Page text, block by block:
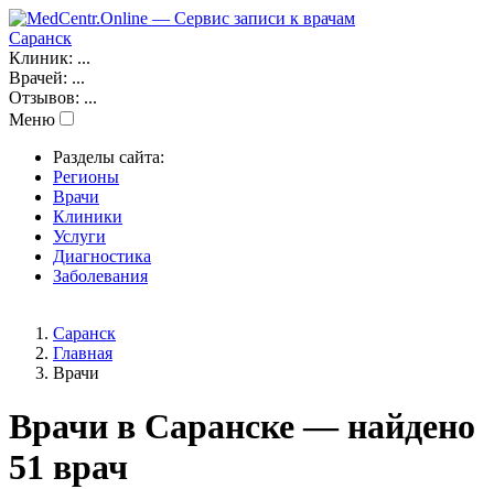
Саранск
Клиник: ...
Врачей: ...
Отзывов: ...
Меню
Разделы сайта:
Регионы
Врачи
Клиники
Услуги
Диагностика
Заболевания
Саранск
Главная
Врачи
Врачи в Саранске — найдено
51 врач